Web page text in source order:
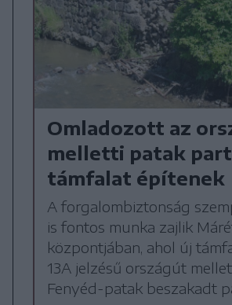
Omladozott az
melletti patak
támfalat építenek
A forgalombiztonság
is fontos munka zajlik
központjában, ahol új
13A jelzésű országút
Fenyéd-patak beszakadt